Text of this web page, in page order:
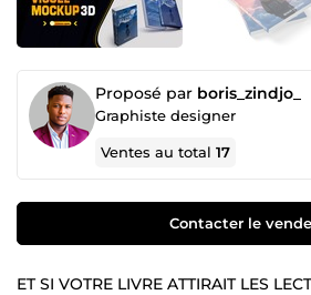
Proposé par boris_zindjo_
Graphiste designer
Ventes au total17
Contacter le
ET SI VOTRE LIVRE ATTIRAIT LES